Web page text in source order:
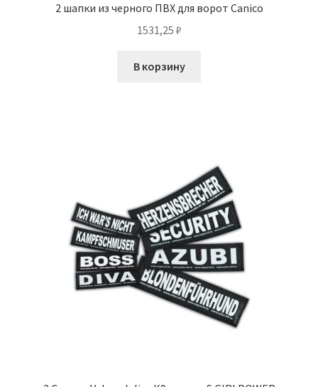
2 шапки из черного ПВХ для ворот Canico
1531,25 ₽
В корзину